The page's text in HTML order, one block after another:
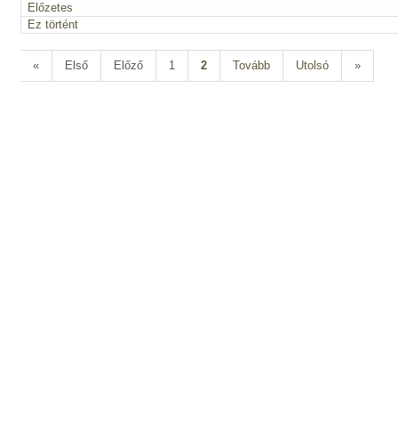
Előzetes
Ez történt
« Első Előző 1 2 Tovább Utolsó »